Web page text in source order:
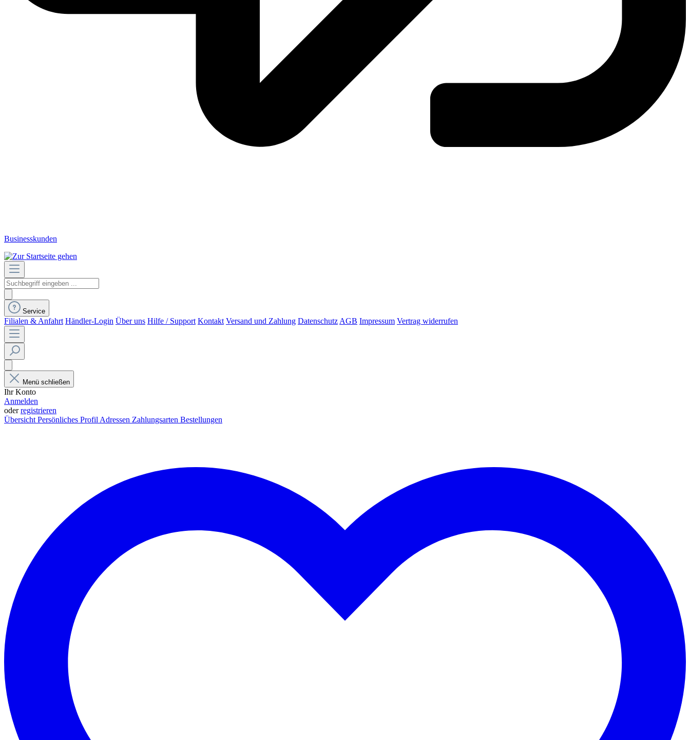
Businesskunden
Service
Filialen & Anfahrt Händler-Login Über uns Hilfe / Support Kontakt Versand und Zahlung DatenschutzAGB Impressum Vertrag widerrufen
Menü schließen
Ihr Konto
Anmelden
oderregistrieren
ÜbersichtPersönliches ProfilAdressen Zahlungsarten Bestellungen